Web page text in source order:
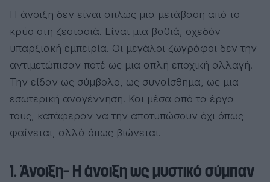
Η άνοιξη δεν είναι απλώς μια μετάβαση από το
κρύο στη ζεστασιά. Είναι μια βαθιά, σχεδόν
υπαρξιακή εμπειρία. Οι μεγάλοι ζωγράφοι δεν την
αντιμετώπισαν ποτέ ως μια απλή εποχική αλλαγή.
Την είδαν ως σύμβολο, ως συναίσθημα, ως μια
εσωτερική αναγέννηση. Και μέσα από τα έργα
τους, κατάφεραν να την αποτυπώσουν όχι όπως
φαίνεται, αλλά όπως βιώνεται.
1. Άνοιξη– Η άνοιξη ως μυστικό σύμπαν